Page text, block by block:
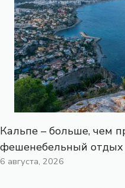
Кальпе – больше, чем
фешенебельный
6 августа, 2026